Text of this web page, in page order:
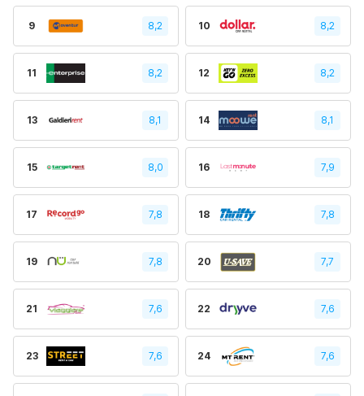
9 8,2 10 8,2
11 8,2 12 8,2
13 8,1 14 8,1
15 8,0 16 7,9
17 7,8 18 7,8
19 7,8 20 7,7
21 7,6 22 7,6
23 7,6 24 7,6